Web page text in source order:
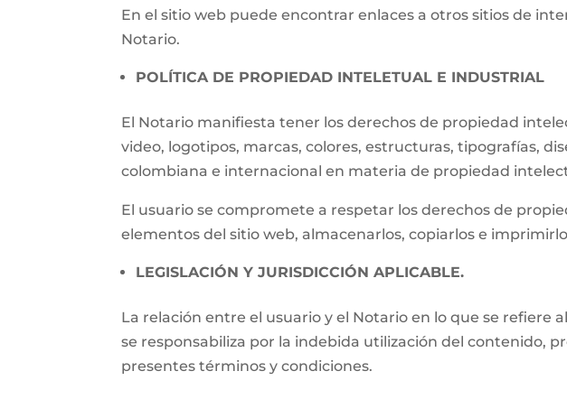
En el sitio web puede encontrar enlaces a otros sitios de
Notario.
POLÍTICA DE PROPIEDAD INTELETUAL E INDUSTRIAL
El Notario manifiesta tener los derechos de propiedad
video, logotipos, marcas, colores, estructuras, tipografías,
colombiana e internacional en materia de propiedad
El usuario se compromete a respetar los derechos de
elementos del sitio web, almacenarlos, copiarlos e
LEGISLACIÓN Y JURISDICCIÓN APLICABLE.
La relación entre el usuario y el Notario en lo que se refiere
se responsabiliza por la indebida utilización del contenido,
presentes términos y condiciones.